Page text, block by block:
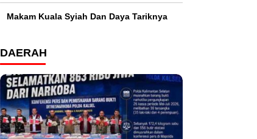
Makam Kuala Syiah Dan Daya Tariknya
DAERAH